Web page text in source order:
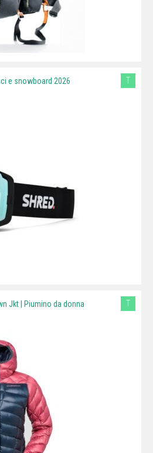
e snowboard 2026 T
Jkt | Piumino da donna
T